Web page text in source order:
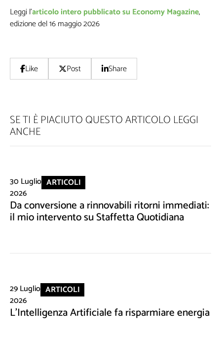
Leggi l'articolo intero pubblicato su Economy Magazine,
edizione del 16 maggio 2026
Like Post Share
SE TI È PIACIUTO QUESTO ARTICOLO LEGGI
ANCHE
30 Luglio
2026
ARTICOLI
Da conversione a rinnovabili ritorni immediati:
il mio intervento su Staffetta Quotidiana
29 Luglio
2026
ARTICOLI
L'Intelligenza Artificiale fa risparmiare energia